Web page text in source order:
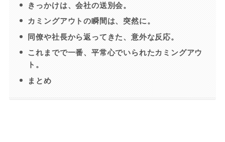
きっかけは、会社の送別会。
カミングアウトの瞬間は、突然に。
同僚や社長から返ってきた、意外な反応。
これまでで一番、平常心でいられたカミングアウ
ト。
まとめ